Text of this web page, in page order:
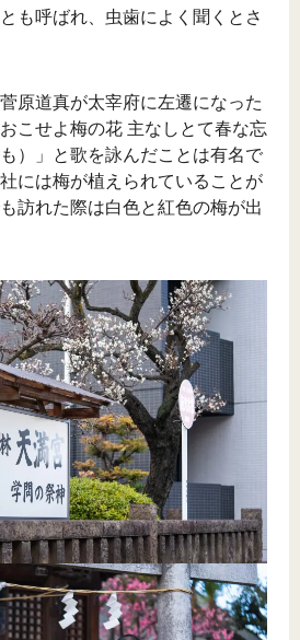
も呼ばれ、虫歯によく聞くとさ
原道真が太宰府に左遷になった
こせよ梅の花 主なしとて春な忘
）」と歌を詠んだことは有名で
には梅が植えられていることが
訪れた際は白色と紅色の梅が出